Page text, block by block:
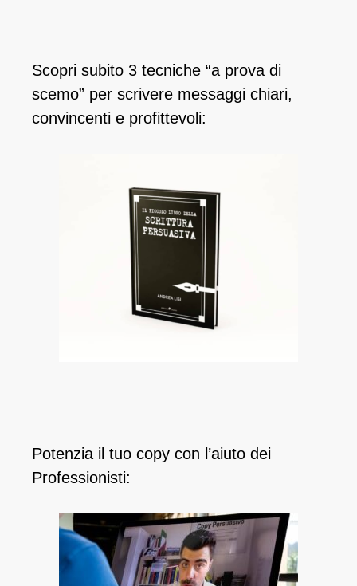
Scopri subito 3 tecniche “a prova di
scemo” per scrivere messaggi chiari,
convincenti e profittevoli:
Potenzia il tuo copy con l’aiuto dei
Professionisti: